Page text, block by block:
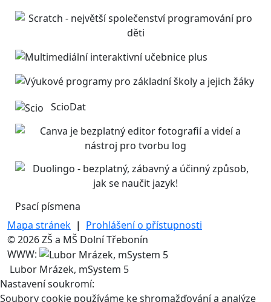
ScioDat
Psací písmena
Mapa stránek | Prohlášení o přístupnosti
© 2026 ZŠ a MŠ Dolní Třebonín
WWW:
Lubor Mrázek, mSystem 5
Nastavení soukromí:
Soubory cookie používáme ke shromažďování a analýze